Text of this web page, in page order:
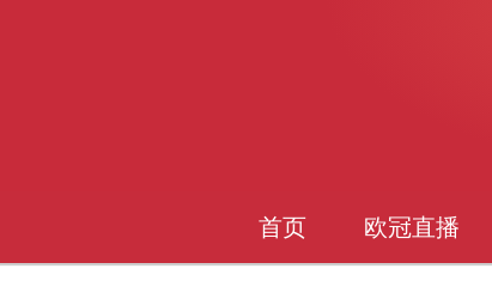
首页 欧冠直播